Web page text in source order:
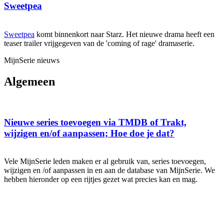
Sweetpea
Sweetpea komt binnenkort naar Starz. Het nieuwe drama heeft een
teaser trailer vrijgegeven van de 'coming of rage' dramaserie.
MijnSerie nieuws
Algemeen
Nieuwe series toevoegen via TMDB of Trakt,
wijzigen en/of aanpassen; Hoe doe je dat?
Vele MijnSerie leden maken er al gebruik van, series toevoegen,
wijzigen en /of aanpassen in en aan de database van MijnSerie. We
hebben hieronder op een rijtjes gezet wat precies kan en mag.